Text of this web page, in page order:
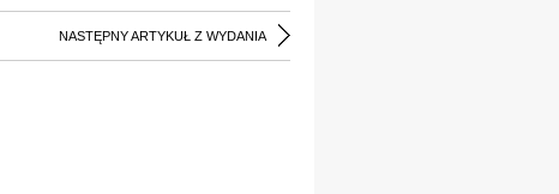
NASTĘPNY ARTYKUŁ Z WYDANIA